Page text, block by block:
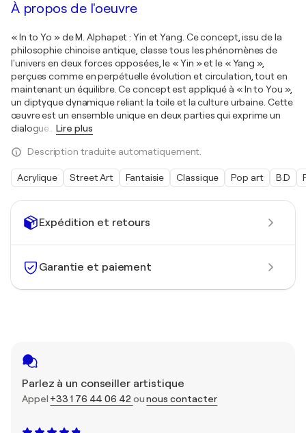
Expédition et retours
Garantie et paiement
Parlez à un conseiller artistique
Appel +33 1 76 44 06 42 ounous contacter
À propos de l'oeuvre
« In to Yo » de M. Alphapet : Yin et Yang. Ce concept, issu de la
philosophie chinoise antique, classe tous les phénomènes de
l'univers en deux forces opposées, le « Yin » et le « Yang »,
perçues comme en perpétuelle évolution et circulation, tout en
maintenant un équilibre. Ce concept est appliqué à « In to You »,
un diptyque dynamique reliant la toile et la culture urbaine. Cette
œuvre est un ensemble unique en deux parties qui exprime un
dialogue
Lire plus
Description traduite automatiquement.
Acrylique Street Art Fantaisie Classique Pop art B.D